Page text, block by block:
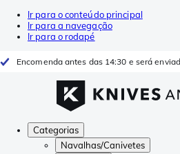
Ir para o conteúdo principal
Ir para a navegação
Ir para o rodapé
Encomenda antes das 14:30 e será
Categorias
Navalhas/Canivetes